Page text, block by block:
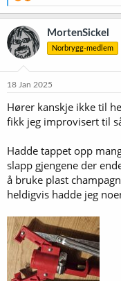
e
a
s
j
n
e
MortenSickel
Norbrygg-medlem
18 Jan 2025
Hører kanskje ikke til
fikk jeg improvisert til
Hadde tappet opp
slapp gjengene der
å bruke plast
heldigvis hadde jeg